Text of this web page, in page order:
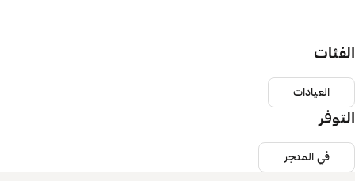
الفئات
العيادات
التوفر
في المتجر